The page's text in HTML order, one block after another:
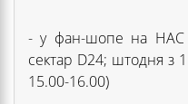
- у фан-шопе на НАС
сектар D24; штодня з
15.00-16.00)